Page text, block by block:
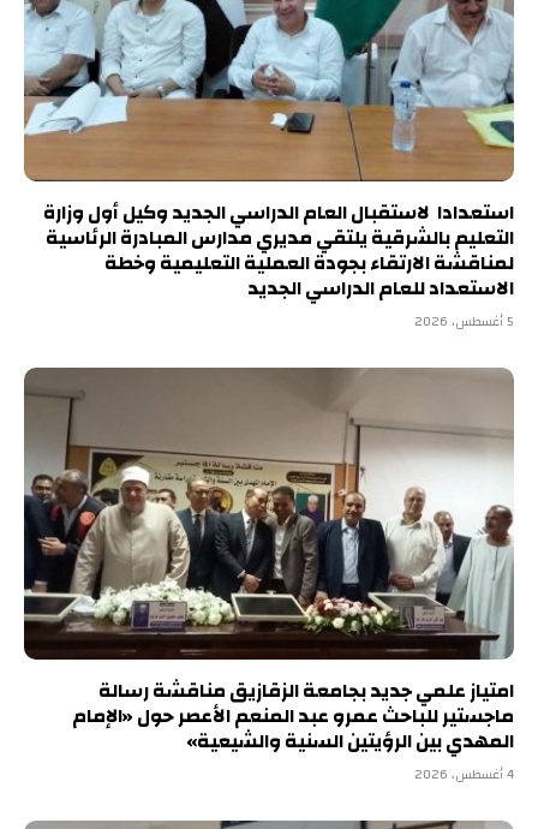
استعدادا لاستقبال العام الدراسي الجديد وكيل أول وزارة
التعليم بالشرقية يلتقي مديري مدارس المبادرة الرئاسية
لمناقشة الارتقاء بجودة العملية التعليمية وخطة
الاستعداد للعام الدراسي الجديد
5 أغسطس، 2026
امتياز علمي جديد بجامعة الزقازيق مناقشة رسالة
ماجستير للباحث عمرو عبد المنعم الأعصر حول «الإمام
المهدي بين الرؤيتين السنية والشيعية»
4 أغسطس، 2026